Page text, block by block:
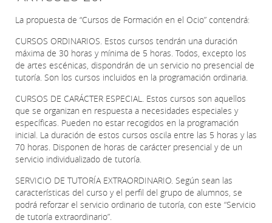
La propuesta de “Cursos de Formación en el Ocio” contendrá:
CURSOS ORDINARIOS. Estos cursos tendrán una duración
máxima de 30 horas y mínima de 5 horas. Todos, excepto los
de artes escénicas, dispondrán de un servicio no presencial de
tutoría. Son los cursos incluidos en la programación ordinaria.
CURSOS DE CARÁCTER ESPECIAL. Estos cursos son aquellos
que se organizan en respuesta a necesidades especiales y
específicas. Pueden no estar recogidos en la programación
inicial. La duración de estos cursos oscila entre las 5 horas y las
70 horas. Disponen de horas de carácter presencial y de un
servicio individualizado de tutoría.
SERVICIO DE TUTORÍA EXTRAORDINARIO. Según sean las
características del curso y el perfil del grupo de alumnos, se
podrá reforzar el servicio ordinario de tutoría, con este “Servicio
de tutoría extraordinario”.